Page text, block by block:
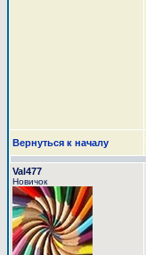
Вернуться к началу
Val477
Новичок